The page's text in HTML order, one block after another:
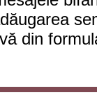
din